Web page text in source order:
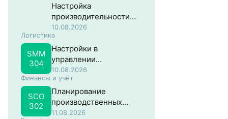
Настройка
производительности
систем на основе SAP
NW ABAP
10.08.2026
Логистика
SMM
304
Настройки в
управлении
материальными
потоками в SAP
10.08.2026
Финансы и учёт
SCO
302
Планирование
производственных
затрат в SAP
11.08.2026